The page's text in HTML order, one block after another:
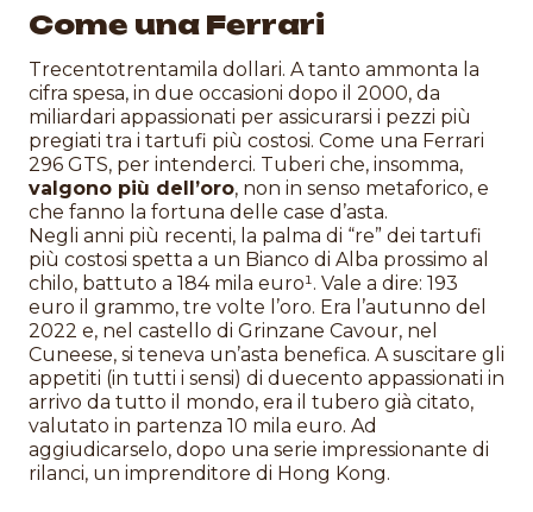
Come una Ferrari
Trecentotrentamila dollari. A tanto ammonta la
cifra spesa, in due occasioni dopo il 2000, da
miliardari appassionati per assicurarsi i pezzi più
pregiati tra i tartufi più costosi. Come una Ferrari
296 GTS, per intenderci. Tuberi che, insomma,
valgono più dell’oro, non in senso metaforico, e
che fanno la fortuna delle case d’asta.
Negli anni più recenti, la palma di “re” dei tartufi
più costosi spetta a un Bianco di Alba prossimo al
chilo, battuto a 184 mila euro¹. Vale a dire: 193
euro il grammo, tre volte l’oro. Era l’autunno del
2022 e, nel castello di Grinzane Cavour, nel
Cuneese, si teneva un’asta benefica. A suscitare gli
appetiti (in tutti i sensi) di duecento appassionati in
arrivo da tutto il mondo, era il tubero già citato,
valutato in partenza 10 mila euro. Ad
aggiudicarselo, dopo una serie impressionante di
rilanci, un imprenditore di Hong Kong.